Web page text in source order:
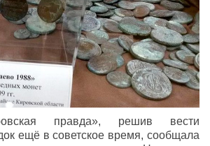
правда», решив вести
ещё в советское время, сообщала